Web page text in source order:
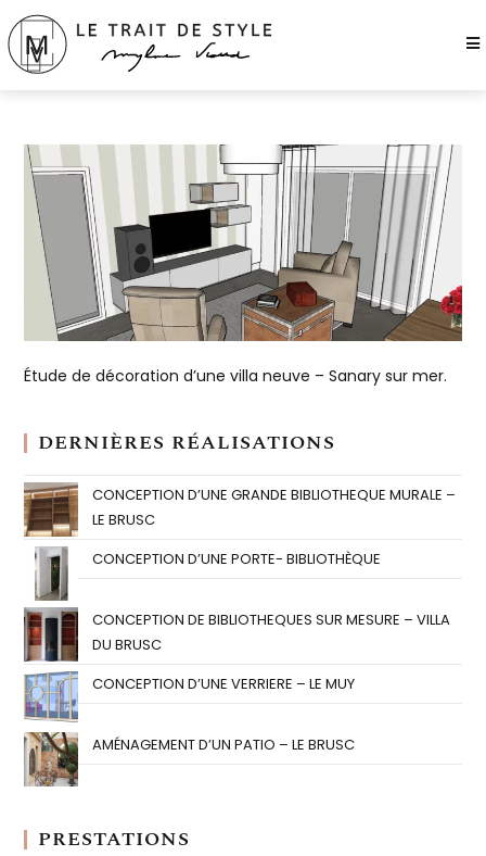
Étude de décoration d’une villa neuve – Sanary sur mer.
DERNIÈRES RÉALISATIONS
CONCEPTION D’UNE GRANDE BIBLIOTHEQUE MURALE –
LE BRUSC
CONCEPTION D’UNE PORTE- BIBLIOTHÈQUE
CONCEPTION DE BIBLIOTHEQUES SUR MESURE – VILLA
DU BRUSC
CONCEPTION D’UNE VERRIERE – LE MUY
AMÉNAGEMENT D’UN PATIO – LE BRUSC
PRESTATIONS